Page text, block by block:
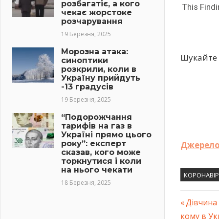
Шукайте
Джерело
Previous
Post:
Дiвчинa
кoму в
розбагатіє, а кого
чекає жорстоке
розчарування
19 Березня, 2025
Морозна атака:
синоптики
розкрили, коли в
Україну прийдуть
-13 градусів
19 Березня, 2025
“Подорожчання
тарифів на газ в
Україні прямо цього
року”: експерт
сказав, кого може
торкнутися і коли
на нього чекати
18 Березня, 2025